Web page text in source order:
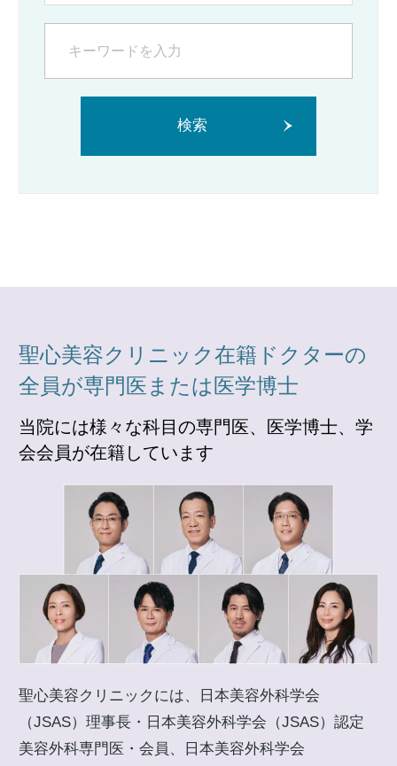
検索
聖心美容クリニック在籍ドクターの
全員が専門医または医学博士
当院には様々な科目の専門医、医学博士、学
会会員が在籍しています
聖心美容クリニックには、日本美容外科学会
（JSAS）理事長・日本美容外科学会（JSAS）認定
美容外科専門医・会員、日本美容外科学会